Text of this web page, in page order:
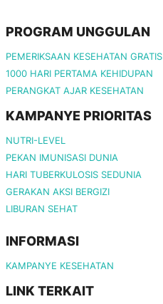
PROGRAM UNGGULAN
PEMERIKSAAN KESEHATAN GRATIS
1000 HARI PERTAMA KEHIDUPAN
PERANGKAT AJAR KESEHATAN
KAMPANYE PRIORITAS
NUTRI-LEVEL
PEKAN IMUNISASI DUNIA
HARI TUBERKULOSIS SEDUNIA
GERAKAN AKSI BERGIZI
LIBURAN SEHAT
INFORMASI
KAMPANYE KESEHATAN
LINK TERKAIT